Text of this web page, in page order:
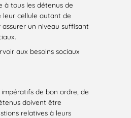
à tous les détenus de
leur cellule autant de
un niveau suffisant
aux besoins sociaux
impératifs de bon ordre, de
doivent être
relatives à leurs